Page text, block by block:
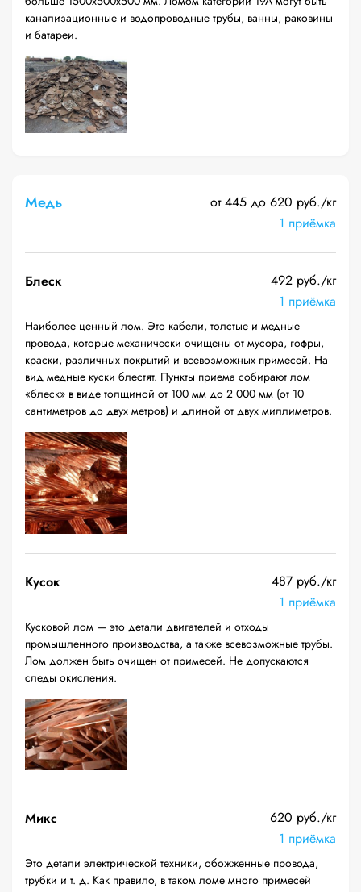
канализационные и водопроводные трубы, ванны, раковины
и батареи.
Медь
от 445 до 620 руб./кг
1 приёмка
Блеск
492 руб./кг
1 приёмка
Наиболее ценный лом. Это кабели, толстые и медные
провода, которые механически очищены от мусора, гофры,
краски, различных покрытий и всевозможных примесей. На
вид медные куски блестят. Пункты приема собирают лом
«блеск» в виде толщиной от 100 мм до 2 000 мм (от 10
сантиметров до двух метров) и длиной от двух миллиметров.
Кусок
487 руб./кг
1 приёмка
Кусковой лом — это детали двигателей и отходы
промышленного производства, а также всевозможные трубы.
Лом должен быть очищен от примесей. Не допускаются
следы окисления.
Микс
620 руб./кг
1 приёмка
Это детали электрической техники, обожженные провода,
трубки и т. д. Как правило, в таком ломе много примесей